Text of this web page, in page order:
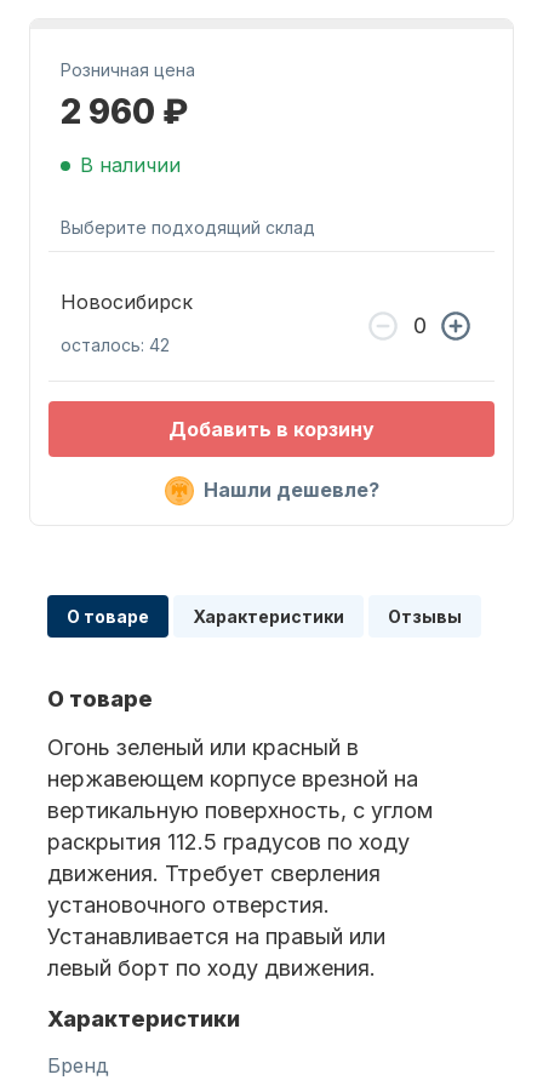
Винты
Масла для лодочных моторов
Автохолодильник KYODA
Дистанционное управление
Розничная цена
2 960 ₽
В наличии
Выберите подходящий склад
Новосибирск
осталось: 42
Добавить в корзину
Нашли дешевле?
О товаре Характеристики Отзывы
О товаре
Огонь зеленый или красный в
нержавеющем корпусе врезной на
вертикальную поверхность, с углом
раскрытия 112.5 градусов по ходу
движения. Ттребует сверления
установочного отверстия.
Устанавливается на правый или
левый борт по ходу движения.
Характеристики
Бренд